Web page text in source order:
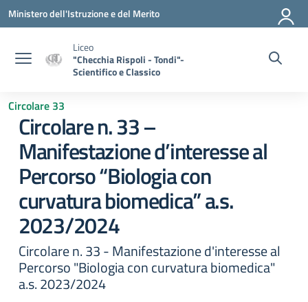
Vai ai contenuti
Vai al menu di navigazione
Vai al footer
Ministero dell'Istruzione e del Merito
Liceo
"Checchia Rispoli - Tondi"-
Scientifico e Classico
Circolare 33
Circolare n. 33 –
Manifestazione d’interesse al
Percorso “Biologia con
curvatura biomedica” a.s.
2023/2024
Circolare n. 33 - Manifestazione d'interesse al
Percorso "Biologia con curvatura biomedica"
a.s. 2023/2024